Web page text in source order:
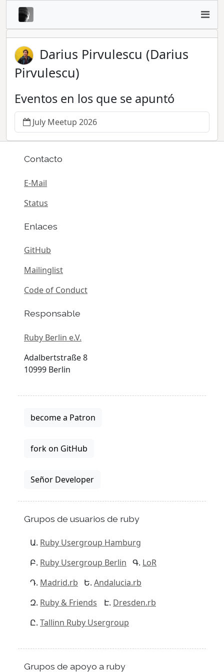
Darius Pirvulescu (Darius
Pirvulescu)
Eventos en los que se apuntó
July Meetup 2026
Contacto
E-Mail
Status
Enlaces
GitHub
Mailinglist
Code of Conduct
Responsable
Ruby Berlin e.V.
Adalbertstraße 8
10999 Berlin
become a Patron
fork on GitHub
Señor Developer
Grupos de usuarios de ruby
Ruby Usergroup Hamburg
Ruby Usergroup Berlin
LoR
Madrid.rb
Andalucia.rb
Ruby & Friends
Dresden.rb
Tallinn Ruby Usergroup
Grupos de apoyo a ruby